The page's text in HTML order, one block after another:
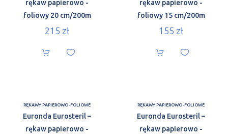
rękaw papierowo -
foliowy 20 cm/200m
215 zł
rękaw papierowo -
foliowy 15 cm/200m
155 zł
RĘKAWY PAPIEROWO-FOLIOWE
Euronda Eurosteril –
rękaw papierowo -
RĘKAWY PAPIEROWO-FOLIOWE
Euronda Eurosteril –
rękaw papierowo -